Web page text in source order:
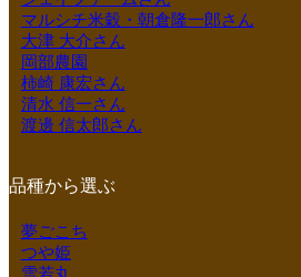
マルシチ米穀・朝倉隆一郎さん
大津 大介さん
岡部農園
柿崎 康宏さん
清水 信一さん
渡邊 信太郎さん
品種から選ぶ
夢ごこち
つや姫